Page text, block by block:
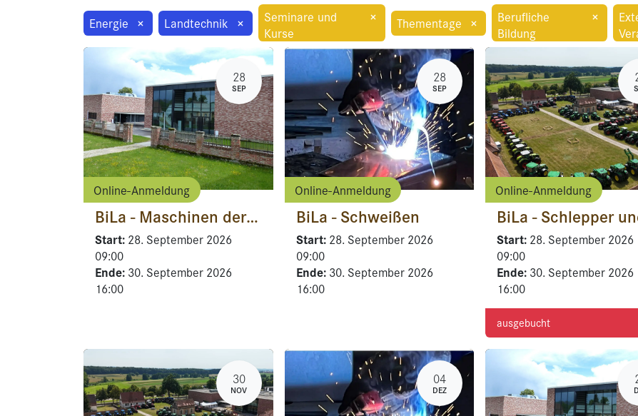
Energie × Landtechnik ×
Seminare und
Kurse
× Thementage ×
Berufliche
Bildung
×
28
SEP
Online-Anmeldung
BiLa - Maschinen der Außen- und Innenwirtschaft
Start: 28. September 2026
09:00
Ende: 30. September 2026
16:00
28
SEP
Online-Anmeldung
BiLa - Schweißen
Start: 28. September 2026
09:00
Ende: 30. September 2026
16:00
Online-Anmeldung
Start: 28. September 2026
09:00
Ende: 30. September 2026
16:00
ausgebucht
30
NOV
04
DEZ